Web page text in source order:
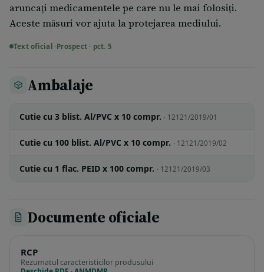
aruncați medicamentele pe care nu le mai folosiți.
Aceste măsuri vor ajuta la protejarea mediului.
Text oficial ·Prospect · pct. 5
Ambalaje
Cutie cu 3 blist. Al/PVC x 10 compr. · 12121/2019/01
Cutie cu 100 blist. Al/PVC x 10 compr. · 12121/2019/02
Cutie cu 1 flac. PEID x 100 compr. · 12121/2019/03
Documente oficiale
RCP
Rezumatul caracteristicilor produsului